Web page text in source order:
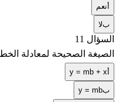
نعم
بلا
السؤال 11
الصيغة الصحيحة لمعادلة
y = mb + x
بy = mb